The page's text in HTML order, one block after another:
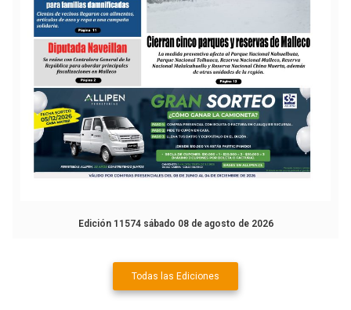
Edición 11574 sábado 08 de agosto de 2026
Todas las Ediciones